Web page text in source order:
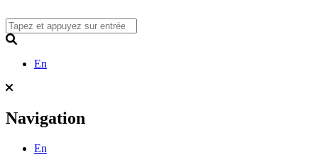
to
content
En
Navigation
En